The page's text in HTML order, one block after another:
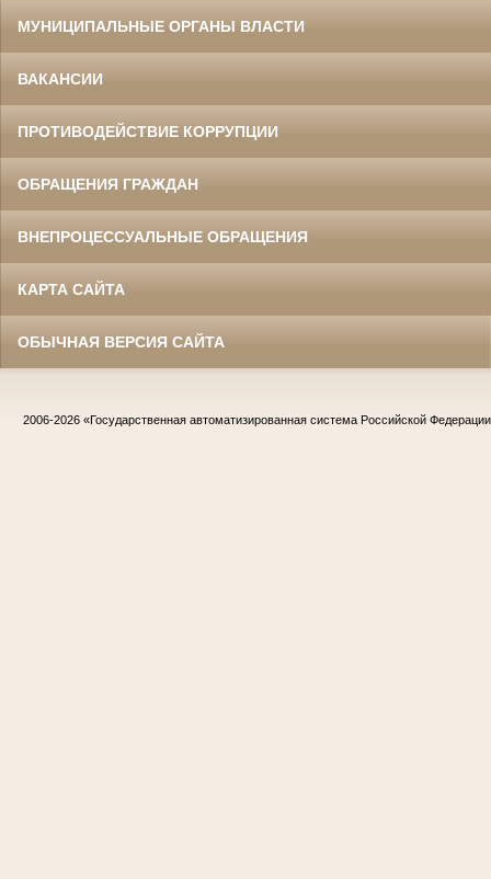
МУНИЦИПАЛЬНЫЕ ОРГАНЫ ВЛАСТИ
ВАКАНСИИ
ПРОТИВОДЕЙСТВИЕ КОРРУПЦИИ
ОБРАЩЕНИЯ ГРАЖДАН
ВНЕПРОЦЕССУАЛЬНЫЕ ОБРАЩЕНИЯ
КАРТА САЙТА
ОБЫЧНАЯ ВЕРСИЯ САЙТА
2006-2026 «Государственная автоматизированная система Российской